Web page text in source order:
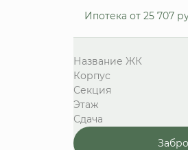
Ипотека от 25 707
Название ЖК
Корпус
Секция
Этаж
Сдача